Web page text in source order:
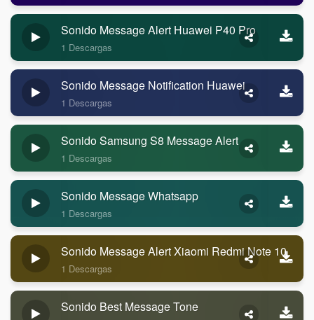
Sonido Message Alert Huawei P40 Pro
1 Descargas
Sonido Message Notification Huawei
1 Descargas
Sonido Samsung S8 Message Alert
1 Descargas
Sonido Message Whatsapp
1 Descargas
Sonido Message Alert Xiaomi Redmi Note 10
1 Descargas
Sonido Best Message Tone